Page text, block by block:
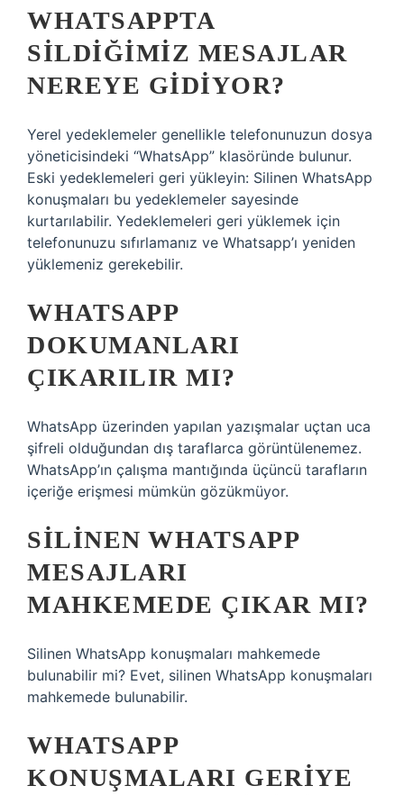
WHATSAPPTA
SILDIĞIMIZ MESAJLAR
NEREYE GIDIYOR?
Yerel yedeklemeler genellikle telefonunuzun dosya
yöneticisindeki “WhatsApp” klasöründe bulunur.
Eski yedeklemeleri geri yükleyin: Silinen WhatsApp
konuşmaları bu yedeklemeler sayesinde
kurtarılabilir. Yedeklemeleri geri yüklemek için
telefonunuzu sıfırlamanız ve Whatsapp’ı yeniden
yüklemeniz gerekebilir.
WHATSAPP
DOKUMANLARI
ÇIKARILIR MI?
WhatsApp üzerinden yapılan yazışmalar uçtan uca
şifreli olduğundan dış taraflarca görüntülenemez.
WhatsApp’ın çalışma mantığında üçüncü tarafların
içeriğe erişmesi mümkün gözükmüyor.
SILINEN WHATSAPP
MESAJLARI
MAHKEMEDE ÇIKAR MI?
Silinen WhatsApp konuşmaları mahkemede
bulunabilir mi? Evet, silinen WhatsApp konuşmaları
mahkemede bulunabilir.
WHATSAPP
KONUŞMALARI GERIYE